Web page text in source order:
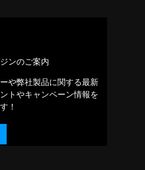
ンのご案内
や弊社製品に関する最新
トやキャンペーン情報を
！